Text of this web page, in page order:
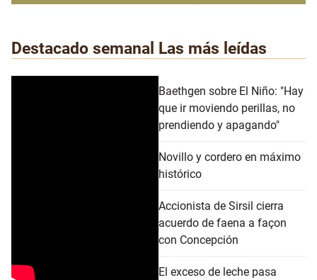
Destacado semanal Las más leídas
Baethgen sobre El Niño: "Hay
que ir moviendo perillas, no
prendiendo y apagando"
Novillo y cordero en máximo
histórico
Accionista de Sirsil cierra
acuerdo de faena a façon
con Concepción
El exceso de leche pasa